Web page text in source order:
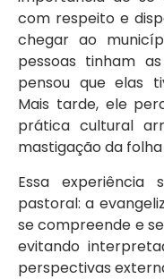
com respeito e
chegar ao
pessoas tinham
pensou que elas
Mais tarde, ele
prática cultural
mastigação da
Essa experiência
pastoral: a
se compreende e
evitando
perspectivas